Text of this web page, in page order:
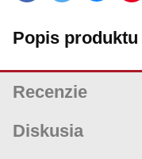
Popis produktu
Recenzie
Diskusia